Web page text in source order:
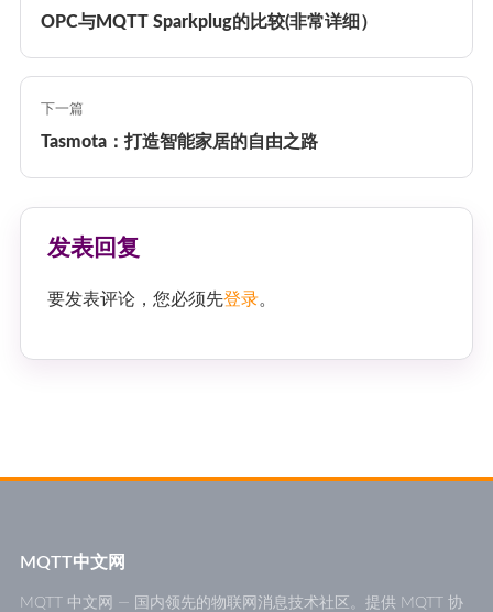
OPC与MQTT Sparkplug的比较(非常详细）
下一篇
Tasmota：打造智能家居的自由之路
发表回复
要发表评论，您必须先登录。
MQTT中文网
MQTT 中文网 — 国内领先的物联网消息技术社区。提供 MQTT 协